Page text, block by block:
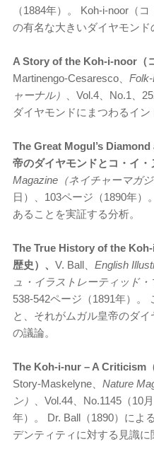
（1884年）。 Koh-i-noor（
の有名な大きいダイヤモンド
A Story of the Koh-i-noor（
Martinengo-Cesaresco、
ャーナル）
、Vol.4、No.1、
ダイヤモンドにまつわるイン
The Great Mogul’s
帝のダイヤモンドとコ・イ・
Magazine（ネイチャーマガジ
日）、103ページ（1890年
あることを実証する分析。
The True History of the
歴史）、 V. Ball、 English
ュ・イラストレーティッド・
538-542ページ（1891年）。
と、それがムガル皇帝のダ
の議論。
The Koh-i-nur – A Criticism
Story-Maskelyne、 Nature
ン）
、Vol.44、No.1145（10
年）。 Dr. Ball（1890）によ
デンティティに対する見識に